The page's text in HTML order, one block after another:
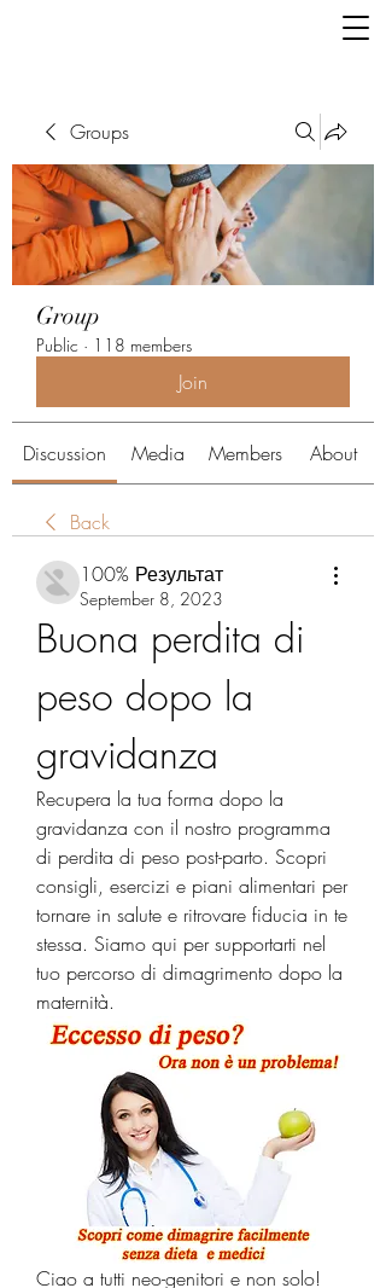
Groups
Group
Public · 118 members
Join
Discussion Media Members About
Back
100% Результат
September 8, 2023
Buona perdita di
peso dopo la
gravidanza
Recupera la tua forma dopo la
gravidanza con il nostro programma
di perdita di peso post-parto. Scopri
consigli, esercizi e piani alimentari per
tornare in salute e ritrovare fiducia in te
stessa. Siamo qui per supportarti nel
tuo percorso di dimagrimento dopo la
maternità.
Ciao a tutti neo-genitori e non solo!